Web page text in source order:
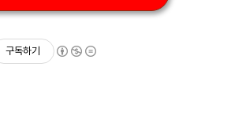
구독하기